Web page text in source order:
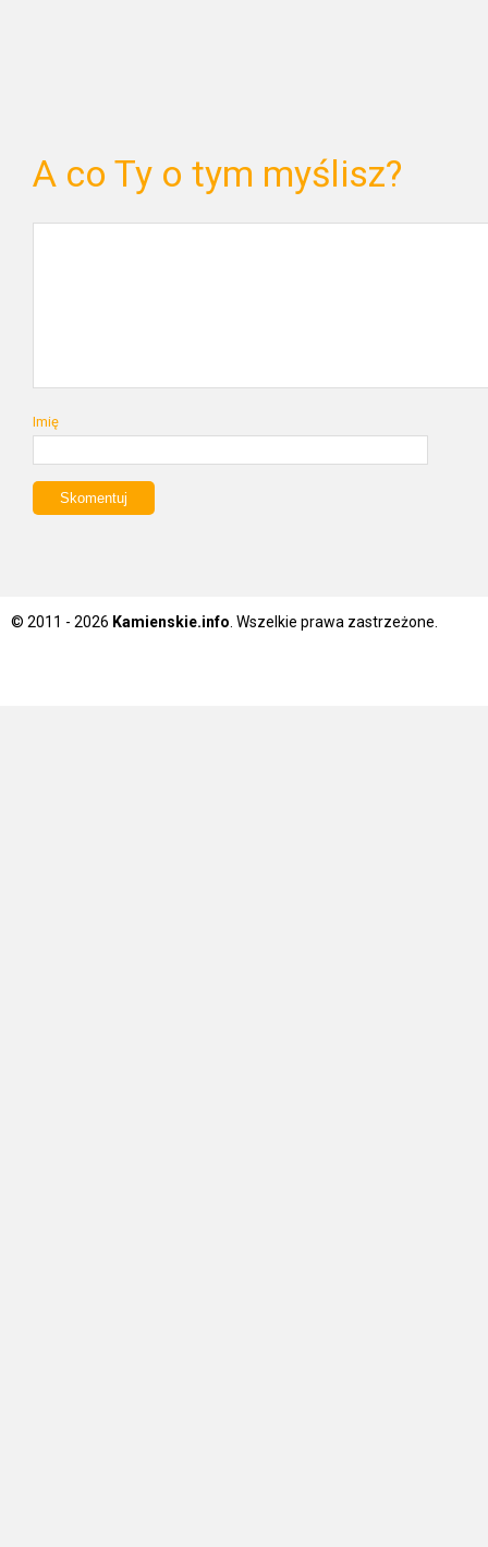
A co Ty o tym myślisz?
Imię
© 2011 - 2026 Kamienskie.info . Wszelkie prawa zastrzeżone.